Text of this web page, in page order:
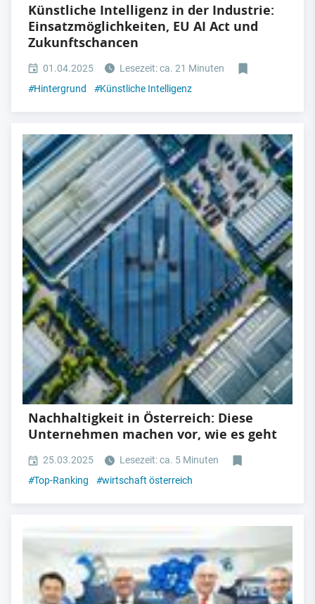
Künstliche Intelligenz in der Industrie:
Einsatzmöglichkeiten, EU AI Act und
Zukunftschancen
01.04.2025
Lesezeit: ca. 21 Minuten
#Hintergrund #Künstliche Intelligenz
Nachhaltigkeit in Österreich: Diese
Unternehmen machen vor, wie es geht
25.03.2025
Lesezeit: ca. 5 Minuten
#Top-Ranking #wirtschaft österreich